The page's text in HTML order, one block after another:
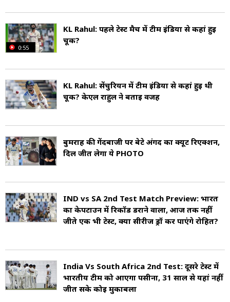
0:55
KL Rahul: पहले टेस्ट मैच में टीम इंडिया से कहां हुई
चूक?
KL Rahul: सेंचुरियन में टीम इंडिया से कहां हुई थी
चूक? केएल राहुल ने बताई वजह
बुमराह की गेंदबाजी पर बेटे अंगद का क्यूट रिएक्शन,
दिल जीत लेगा ये PHOTO
IND vs SA 2nd Test Match Preview: भारत
का केपटाउन में रिकॉर्ड डराने वाला, आज तक नहीं
जीते एक भी टेस्ट, क्या सीरीज ड्रॉ कर पाएंगे रोहित?
India Vs South Africa 2nd Test: दूसरे टेस्ट में
भारतीय टीम को आएगा पसीना, 31 साल से यहां नहीं
जीत सके कोई मुकाबला